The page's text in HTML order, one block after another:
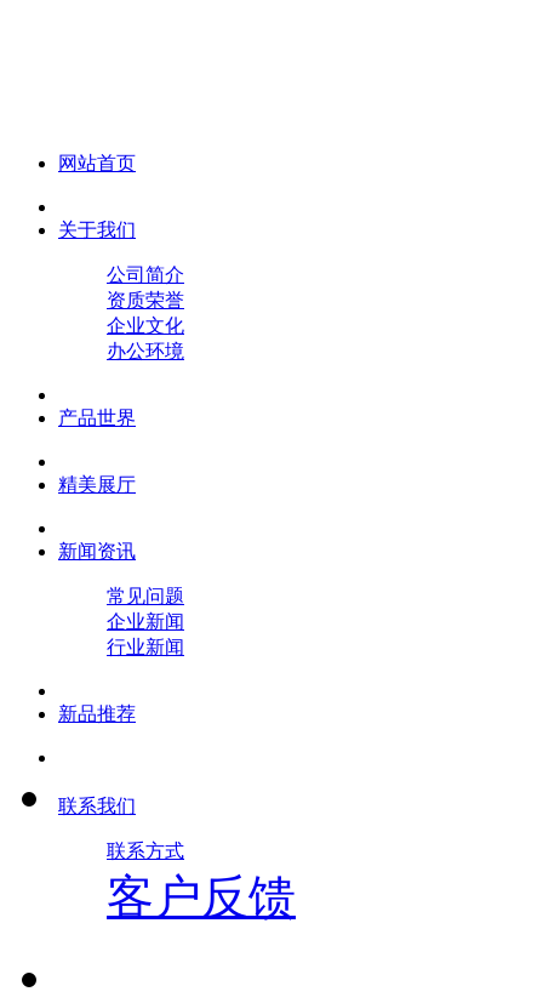
网站首页
关于我们
公司简介
资质荣誉
企业文化
办公环境
产品世界
精美展厅
新闻资讯
常见问题
企业新闻
行业新闻
新品推荐
联系我们
联系方式
客户反馈